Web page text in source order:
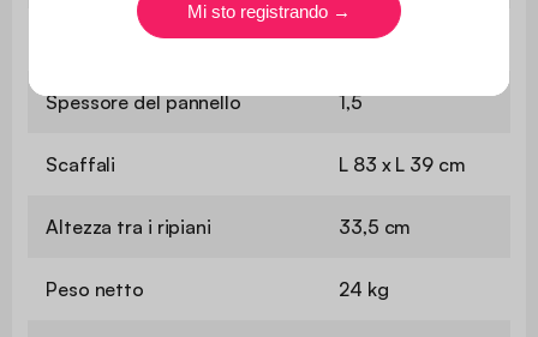
L 83 x L 39 cm
Spessore del pannello 1,5
Scaffali L 83 x L 39 cm
Altezza tra i ripiani 33,5 cm
Peso netto 24 kg